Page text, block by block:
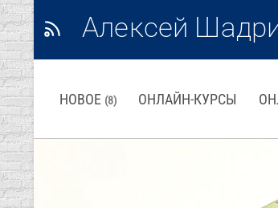
Алексей
НОВОЕ (8) ОНЛАЙН-КУРСЫ